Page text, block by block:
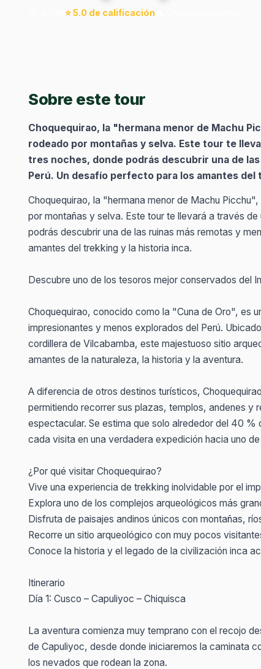
⭐ 5.0 de calificación
Sobre este tour
Choquequirao, la "hermana menor de Machu
rodeado por montañas y selva. Este tour te
tres noches, donde podrás descubrir una de
Perú. Un desafío perfecto para los amantes del
Choquequirao, la "hermana menor de Machu
por montañas y selva. Este tour te llevará a través
podrás descubrir una de las ruinas más remotas y
amantes del trekking y la historia inca.
Descubre uno de los tesoros mejor conservados del
Choquequirao, conocido como la "Cuna de Oro", es
impresionantes y menos explorados del Perú.
cordillera de Vilcabamba, este majestuoso sitio
amantes de la naturaleza, la historia y la aventura.
A diferencia de otros destinos turísticos,
permitiendo recorrer sus plazas, templos, andenes y
espectacular. Se estima que solo alrededor del 40
cada visita en una verdadera expedición hacia uno
¿Por qué visitar Choquequirao?
Vive una experiencia de trekking inolvidable por el
Explora uno de los complejos arqueológicos más
Disfruta de paisajes andinos únicos con montañas,
Recorre un sitio arqueológico con muy pocos
Conoce la historia y el legado de la civilización inca
Itinerario
Día 1: Cusco – Capuliyoc – Chiquisca
La aventura comienza muy temprano con el recojo
de Capuliyoc, desde donde iniciaremos la caminata
los nevados que rodean la zona.